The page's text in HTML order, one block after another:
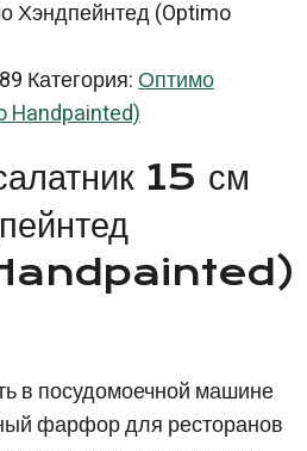
Хэндпейнтед (Optimo
Категория:Оптимо
Handpainted)
15 см
в посудомоечной машине
фарфор для ресторанов